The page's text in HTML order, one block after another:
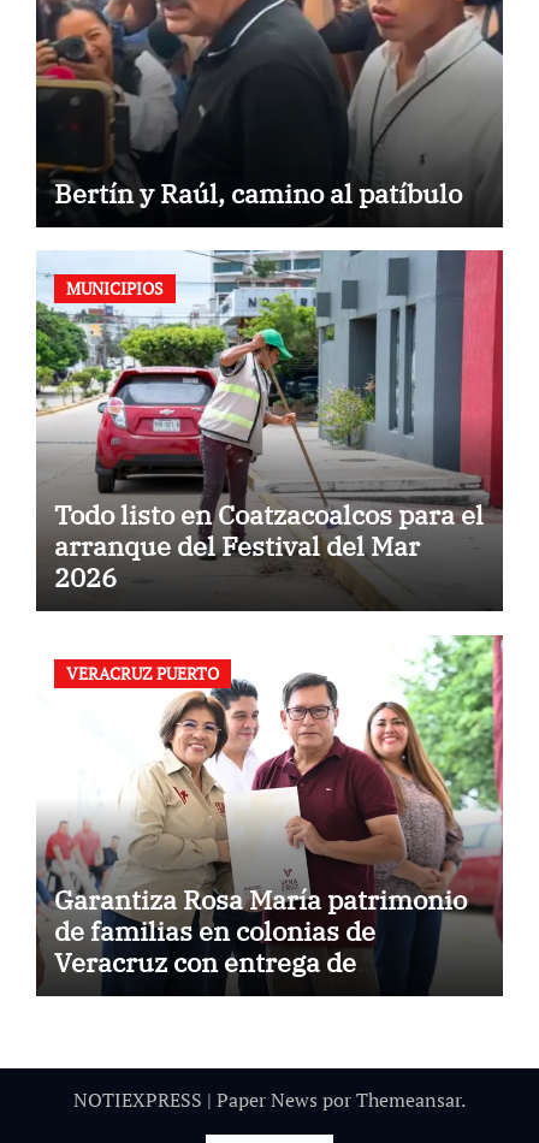
Bertín y Raúl, camino al patíbulo
MUNICIPIOS
Todo listo en Coatzacoalcos para el
arranque del Festival del Mar
2026
VERACRUZ PUERTO
Garantiza Rosa María patrimonio
de familias en colonias de
Veracruz con entrega de
escrituras
NOTIEXPRESS | Paper News porThemeansar.